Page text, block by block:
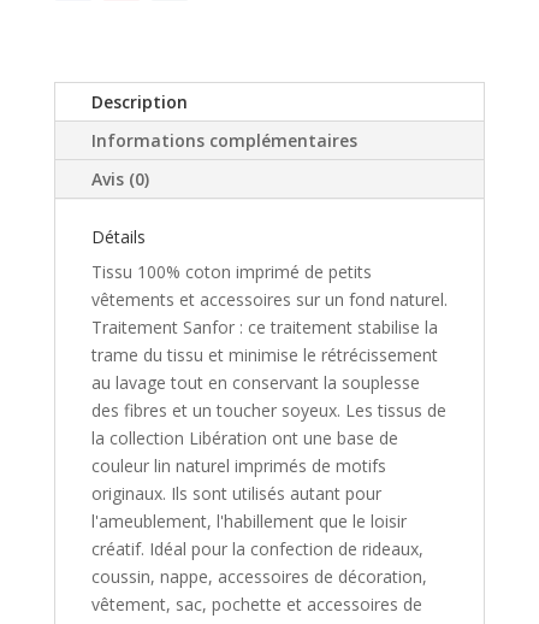
Description
Informations complémentaires
Avis (0)
Détails
Tissu 100% coton imprimé de petits
vêtements et accessoires sur un fond naturel.
Traitement Sanfor : ce traitement stabilise la
trame du tissu et minimise le rétrécissement
au lavage tout en conservant la souplesse
des fibres et un toucher soyeux. Les tissus de
la collection Libération ont une base de
couleur lin naturel imprimés de motifs
originaux. ​Ils sont utilisés autant pour
l'ameublement, l'habillement que le loisir
créatif. Idéal pour la confection de rideaux,
coussin, nappe, accessoires de décoration,
vêtement, sac, pochette et accessoires de